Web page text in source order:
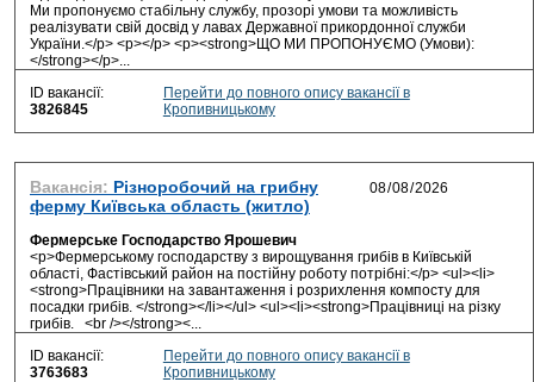
Ми пропонуємо стабільну службу, прозорі умови та можливість
реалізувати свій досвід у лавах Державної прикордонної служби
України.</p> <p></p> <p><strong>ЩО МИ ПРОПОНУЄМО (Умови):
</strong></p>...
ID вакансії:
3826845
Перейти до повного опису вакансії в
Кропивницькому
Вакансія: Різноробочий на грибну
ферму Київська область (житло)
Фермерське Господарство Ярошевич
<p>Фермерському господарству з вирощування грибів в Київській
області, Фастівський район на постійну роботу потрібні:</p> <ul><li>
<strong>Працівники на завантаження і розрихлення компосту для
посадки грибів. </strong></li></ul> <ul><li><strong>Працівниці на різку
грибів. <br /></strong><...
ID вакансії:
3763683
Перейти до повного опису вакансії в
Кропивницькому